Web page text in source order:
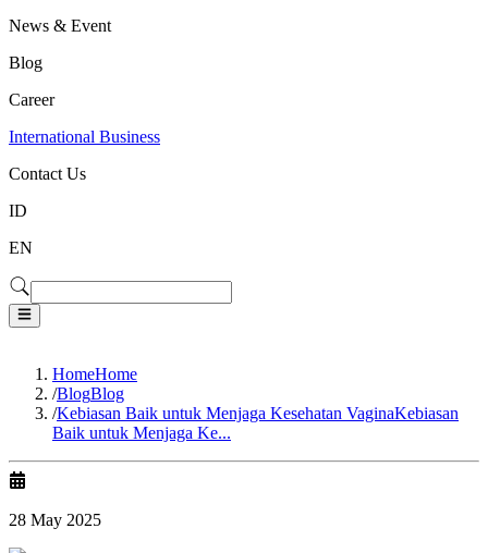
News & Event
Blog
Career
International Business
Contact Us
ID
EN
HomeHome
/BlogBlog
/Kebiasan Baik untuk Menjaga Kesehatan VaginaKebiasan
Baik untuk Menjaga Ke...
28 May 2025